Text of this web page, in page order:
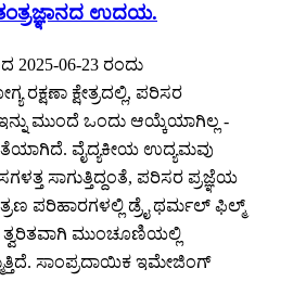
ಉದಯ.
2025-06-23 ರಂದು
ರಕ್ಷಣಾ ಕ್ಷೇತ್ರದಲ್ಲಿ, ಪರಿಸರ
ಮುಂದೆ ಒಂದು ಆಯ್ಕೆಯಾಗಿಲ್ಲ -
ವೈದ್ಯಕೀಯ ಉದ್ಯಮವು
ಸಾಗುತ್ತಿದ್ದಂತೆ, ಪರಿಸರ ಪ್ರಜ್ಞೆಯ
ಪರಿಹಾರಗಳಲ್ಲಿ ಡ್ರೈ ಥರ್ಮಲ್ ಫಿಲ್ಮ್
ತ್ವರಿತವಾಗಿ ಮುಂಚೂಣಿಯಲ್ಲಿ
ಸಾಂಪ್ರದಾಯಿಕ ಇಮೇಜಿಂಗ್